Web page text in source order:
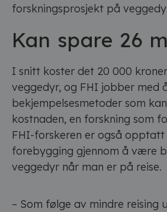
forskningsprosjekt på
Kan spare 26
I snitt koster det 20 000
veggedyr, og FHI jobber med
bekjempelsesmetoder som
kostnaden, en forskning som
FHI-forskeren er også
forebygging gjennom å være
veggedyr når man er på reise.
– Som følge av mindre reising